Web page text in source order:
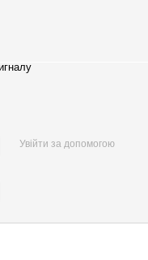
Увійти за допомогою